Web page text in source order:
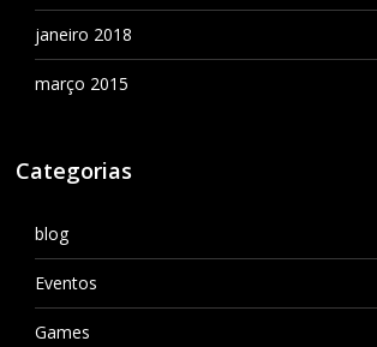
janeiro 2018
março 2015
Categorias
blog
Eventos
Games